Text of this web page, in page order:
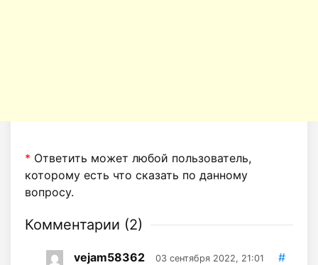
* Ответить может любой пользователь,
которому есть что сказать по данному
вопросу.
Комментарии (2)
vejam58362 03 сентября 2022, 21:01
#